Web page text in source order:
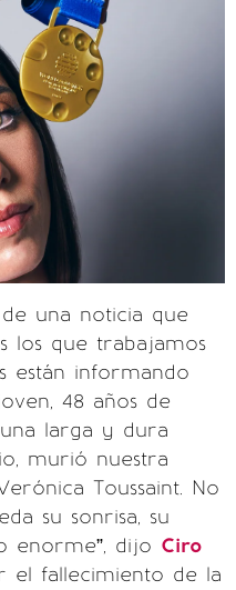
una noticia que
los que trabajamos
están informando
48 años de
larga y dura
murió nuestra
Toussaint. No
su sonrisa, su
enorme”, dijo Ciro
el fallecimiento de la